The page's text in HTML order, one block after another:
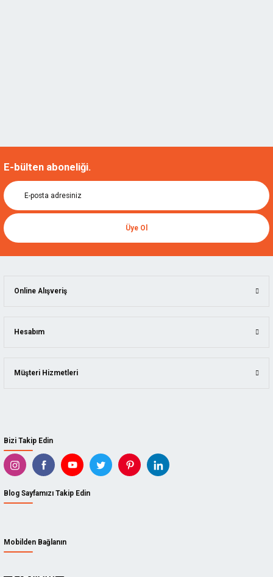
E-bülten aboneliği.
Üye Ol
Bizi Takip Edin
Blog Sayfamızı Takip Edin
Mobilden Bağlanın
Online Alışveriş
Hesabım
Müşteri Hizmetleri